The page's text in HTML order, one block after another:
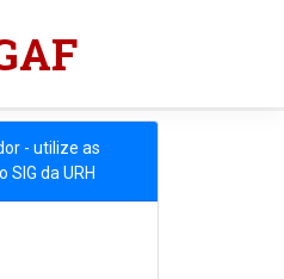
- utilize as
SIG da URH